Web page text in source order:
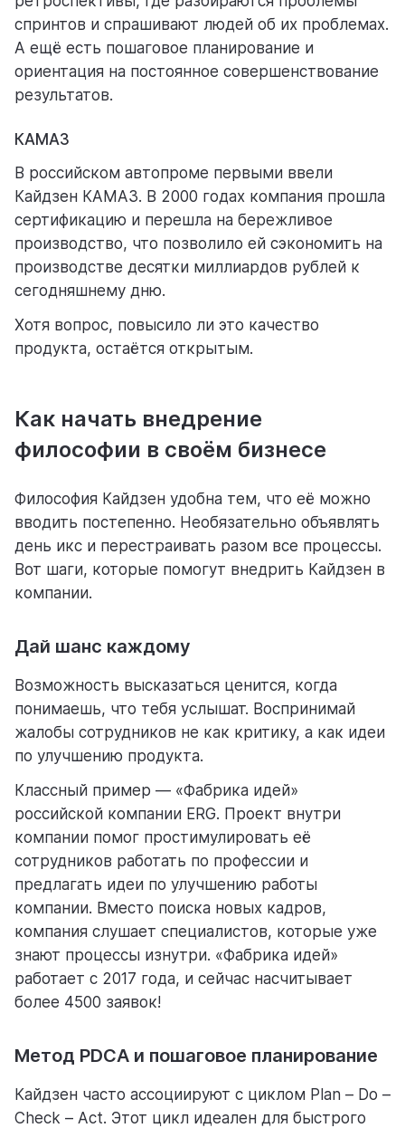
спринтов и спрашивают людей об их проблемах.
А ещё есть пошаговое планирование и
ориентация на постоянное совершенствование
результатов.
КАМАЗ
В российском автопроме первыми ввели
Кайдзен КАМАЗ. В 2000 годах компания прошла
сертификацию и перешла на бережливое
производство, что позволило ей сэкономить на
производстве десятки миллиардов рублей к
сегодняшнему дню.
Хотя вопрос, повысило ли это качество
продукта, остаётся открытым.
Как начать внедрение
философии в своём бизнесе
Философия Кайдзен удобна тем, что её можно
вводить постепенно. Необязательно объявлять
день икс и перестраивать разом все процессы.
Вот шаги, которые помогут внедрить Кайдзен в
компании.
Дай шанс каждому
Возможность высказаться ценится, когда
понимаешь, что тебя услышат. Воспринимай
жалобы сотрудников не как критику, а как идеи
по улучшению продукта.
Классный пример — «Фабрика идей»
российской компании ERG. Проект внутри
компании помог простимулировать её
сотрудников работать по профессии и
предлагать идеи по улучшению работы
компании. Вместо поиска новых кадров,
компания слушает специалистов, которые уже
знают процессы изнутри. «Фабрика идей»
работает с 2017 года, и сейчас насчитывает
более 4500 заявок!
Метод PDCA и пошаговое планирование
Кайдзен часто ассоциируют с циклом Plan – Do –
Check – Act. Этот цикл идеален для быстрого